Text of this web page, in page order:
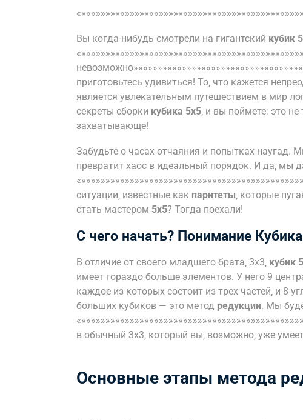
Вы когда-нибудь смотрели на гигантский кубик
приготовьтесь удивиться! То‚ что кажется
является увлекательным путешествием в мир
секреты сборки кубика 5х5‚ и вы поймете: это
захватывающе!
Забудьте о часах отчаяния и попытках
превратит хаос в идеальный порядок. И да‚ мы
ситуации‚ известные как паритеты‚ которые
стать мастером 5х5? Тогда поехали!
С чего начать? Понимание
В отличие от своего младшего брата‚ 3х3‚ кубик
имеет гораздо больше элементов. У него 9
каждое из которых состоит из трех частей‚ и 8
больших кубиков — это метод редукции. Мы
в обычный 3х3‚ который вы‚ возможно‚ уже
Основные этапы метода